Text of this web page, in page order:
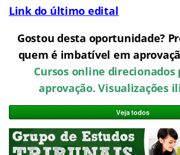
Link do último edital
Gostou desta oportunidade?
quem é imbatível em
Cursos online direcionados
aprovação. Visualizações